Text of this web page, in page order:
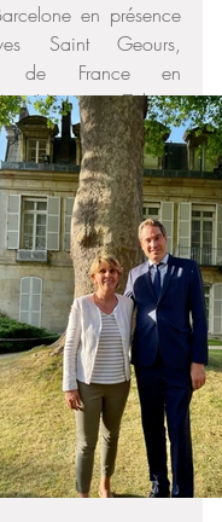
en présence
Saint Geours,
de France en
Hassan Zelmat,
et sûreté auprès de
l’AEFE, M. Cyril
général à
Dominique Duthel
les PPMS (Plan
suivi